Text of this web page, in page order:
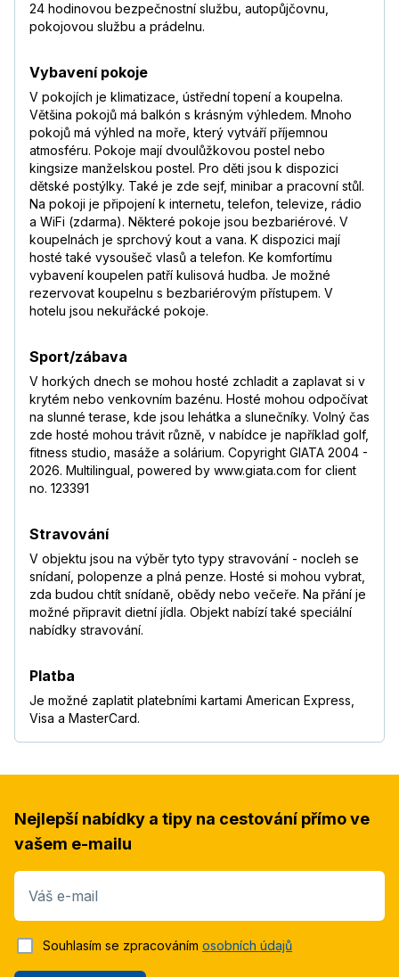
24 hodinovou bezpečnostní službu, autopůjčovnu,
pokojovou službu a prádelnu.
Vybavení pokoje
V pokojích je klimatizace, ústřední topení a koupelna.
Většina pokojů má balkón s krásným výhledem. Mnoho
pokojů má výhled na moře, který vytváří příjemnou
atmosféru. Pokoje mají dvoulůžkovou postel nebo
kingsize manželskou postel. Pro děti jsou k dispozici
dětské postýlky. Také je zde sejf, minibar a pracovní stůl.
Na pokoji je připojení k internetu, telefon, televize, rádio
a WiFi (zdarma). Některé pokoje jsou bezbariérové. V
koupelnách je sprchový kout a vana. K dispozici mají
hosté také vysoušeč vlasů a telefon. Ke komfortímu
vybavení koupelen patří kulisová hudba. Je možné
rezervovat koupelnu s bezbariérovým přístupem. V
hotelu jsou nekuřácké pokoje.
Sport/zábava
V horkých dnech se mohou hosté zchladit a zaplavat si v
krytém nebo venkovním bazénu. Hosté mohou odpočívat
na slunné terase, kde jsou lehátka a slunečníky. Volný čas
zde hosté mohou trávit různě, v nabídce je například golf,
fitness studio, masáže a solárium. Copyright GIATA 2004 -
2026. Multilingual, powered by www.giata.com for client
no. 123391
Stravování
V objektu jsou na výběr tyto typy stravování - nocleh se
snídaní, polopenze a plná penze. Hosté si mohou vybrat,
zda budou chtít snídaně, obědy nebo večeře. Na přání je
možné připravit dietní jídla. Objekt nabízí také speciální
nabídky stravování.
Platba
Je možné zaplatit platebními kartami American Express,
Visa a MasterCard.
Nejlepší nabídky a tipy na cestování přímo ve
vašem e-mailu
Váš e-mail
Souhlasím se zpracováním osobních údajů